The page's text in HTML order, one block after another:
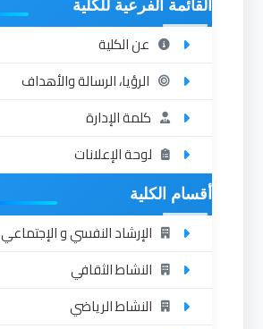
القائمة الفرعية للكلية
عن الكلية
الرؤيا، الرسالة والأهداف
كلمة الإدارة
لوحة الإعلانات
أقسام الكلية
الإرشاد النفسي و الإجتماعي
النشاط الثقافي
النشاط الرياضي